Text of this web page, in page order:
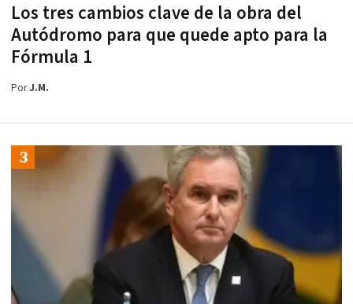
Los tres cambios clave de la obra del
Autódromo para que quede apto para la
Fórmula 1
PorJ.M.